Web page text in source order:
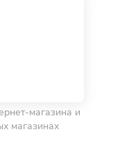
магазина и
магазинах